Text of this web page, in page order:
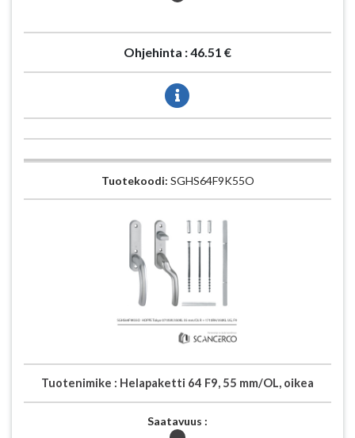
Ohjehinta :46.51 €
Tuotekoodi: SGHS64F9K55O
Tuotenimike : Helapaketti 64 F9, 55 mm/OL, oikea
Saatavuus :